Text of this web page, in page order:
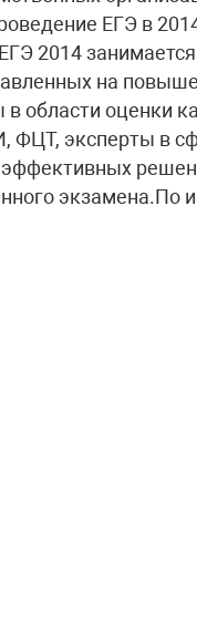
ЕГЭ в
2014
на
области оценки
ФЦТ, эксперты в
экзамена.По